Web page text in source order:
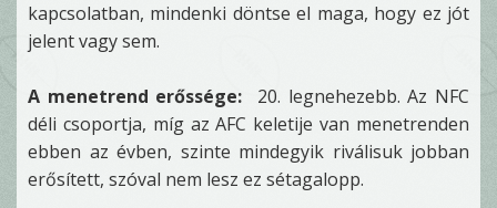
kapcsolatban, mindenki döntse el maga, hogy ez jót
jelent vagy sem.
A menetrend erőssége: 20. legnehezebb. Az NFC
déli csoportja, míg az AFC keletije van menetrenden
ebben az évben, szinte mindegyik riválisuk jobban
erősített, szóval nem lesz ez sétagalopp.